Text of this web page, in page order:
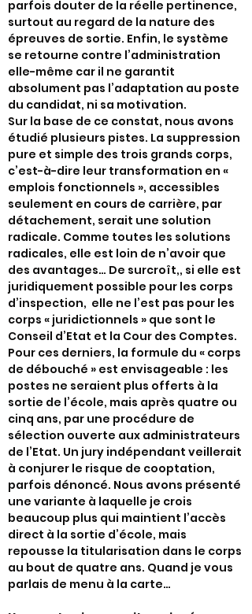
parfois douter de la réelle pertinence,
surtout au regard de la nature des
épreuves de sortie. Enfin, le système
se retourne contre l’administration
elle-même car il ne garantit
absolument pas l’adaptation au poste
du candidat, ni sa motivation.
Sur la base de ce constat, nous avons
étudié plusieurs pistes. La suppression
pure et simple des trois grands corps,
c’est-à-dire leur transformation en «
emplois fonctionnels », accessibles
seulement en cours de carrière, par
détachement, serait une solution
radicale. Comme toutes les solutions
radicales, elle est loin de n’avoir que
des avantages… De surcroît,, si elle est
juridiquement possible pour les corps
d’inspection, elle ne l’est pas pour les
corps « juridictionnels » que sont le
Conseil d’Etat et la Cour des Comptes.
Pour ces derniers, la formule du « corps
de débouché » est envisageable : les
postes ne seraient plus offerts à la
sortie de l’école, mais après quatre ou
cinq ans, par une procédure de
sélection ouverte aux administrateurs
de l’Etat. Un jury indépendant veillerait
à conjurer le risque de cooptation,
parfois dénoncé. Nous avons présenté
une variante à laquelle je crois
beaucoup plus qui maintient l’accès
direct à la sortie d’école, mais
repousse la titularisation dans le corps
au bout de quatre ans. Quand je vous
parlais de menu à la carte…